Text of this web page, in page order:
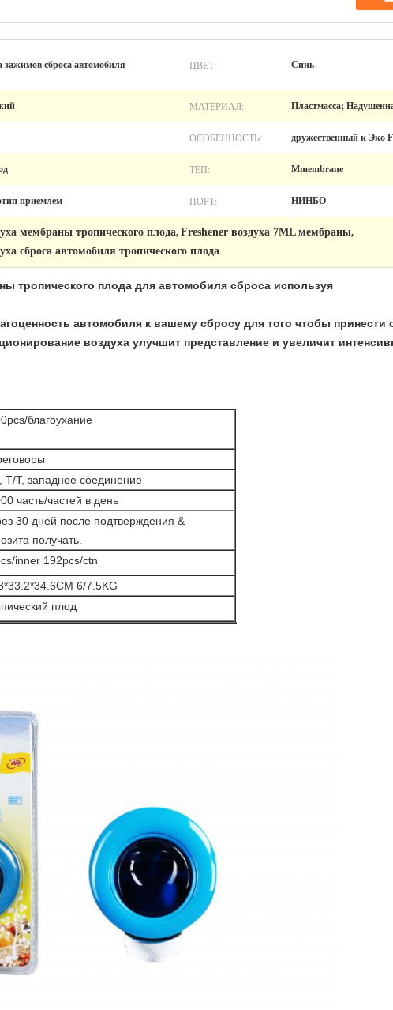
зажимов сброса автомобиля ЦВЕТ: Синь
МАТЕРИАЛ: Пластмасса;
ОСОБЕННОСТЬ: дружественный к Эко
ТЕП: Mmembrane
приемлем ПОРТ: НИНБО
мембраны тропического плода, Freshener воздуха 7ML мембраны,
сброса автомобиля тропического плода
тропического плода для автомобиля сброса используя
автомобиля к вашему сбросу для того чтобы
воздуха улучшит представление и увеличит
благоухание
T/T, западное соединение
часть/частей в день
30 дней после подтверждения &
получать.
inner 192pcs/ctn
6/7.5KG
плод